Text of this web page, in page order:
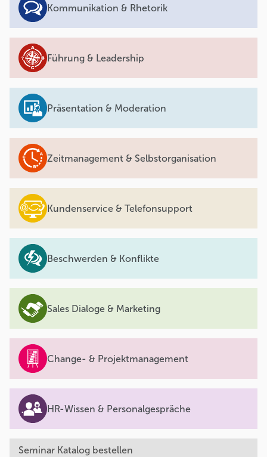
Kommunikation & Rhetorik
Führung & Leadership
Präsentation & Moderation
Zeitmanagement & Selbstorganisation
Kundenservice & Telefonsupport
Beschwerden & Konflikte
Sales Dialoge & Marketing
Change- & Projektmanagement
HR-Wissen & Personalgespräche
Seminar Katalog bestellen